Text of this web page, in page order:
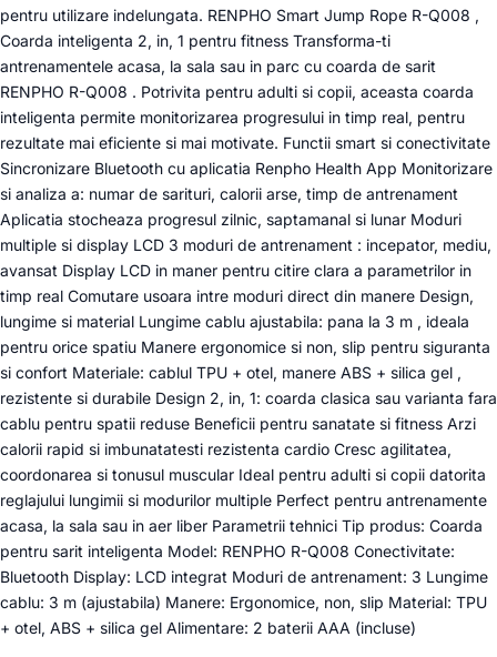
pentru utilizare indelungata. RENPHO Smart Jump Rope R-Q008 ,
Coarda inteligenta 2, in, 1 pentru fitness Transforma-ti
antrenamentele acasa, la sala sau in parc cu coarda de sarit
RENPHO R-Q008 . Potrivita pentru adulti si copii, aceasta coarda
inteligenta permite monitorizarea progresului in timp real, pentru
rezultate mai eficiente si mai motivate. Functii smart si conectivitate
Sincronizare Bluetooth cu aplicatia Renpho Health App Monitorizare
si analiza a: numar de sarituri, calorii arse, timp de antrenament
Aplicatia stocheaza progresul zilnic, saptamanal si lunar Moduri
multiple si display LCD 3 moduri de antrenament : incepator, mediu,
avansat Display LCD in maner pentru citire clara a parametrilor in
timp real Comutare usoara intre moduri direct din manere Design,
lungime si material Lungime cablu ajustabila: pana la 3 m , ideala
pentru orice spatiu Manere ergonomice si non, slip pentru siguranta
si confort Materiale: cablul TPU + otel, manere ABS + silica gel ,
rezistente si durabile Design 2, in, 1: coarda clasica sau varianta fara
cablu pentru spatii reduse Beneficii pentru sanatate si fitness Arzi
calorii rapid si imbunatatesti rezistenta cardio Cresc agilitatea,
coordonarea si tonusul muscular Ideal pentru adulti si copii datorita
reglajului lungimii si modurilor multiple Perfect pentru antrenamente
acasa, la sala sau in aer liber Parametrii tehnici Tip produs: Coarda
pentru sarit inteligenta Model: RENPHO R-Q008 Conectivitate:
Bluetooth Display: LCD integrat Moduri de antrenament: 3 Lungime
cablu: 3 m (ajustabila) Manere: Ergonomice, non, slip Material: TPU
+ otel, ABS + silica gel Alimentare: 2 baterii AAA (incluse)